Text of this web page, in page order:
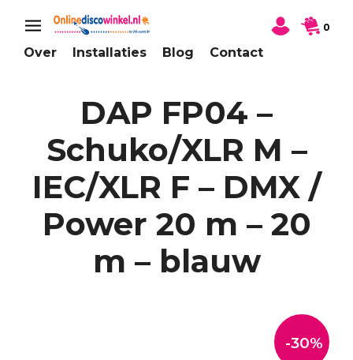
Over Installaties Blog Contact
0
DAP FP04 –
Schuko/XLR M –
IEC/XLR F – DMX /
Power 20 m – 20
m – blauw
-30%